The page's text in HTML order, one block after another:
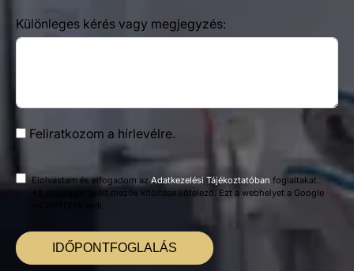
Különleges kérés vagy megjegyzés:
Feliratkozom a hírlevélre.
Elolvastam és elfogadom az Adatkezelési Tájékoztatóban foglaltakat.
*A csillaggal jelölt mezők kitöltése kötelező. Ezt a webhelyet a Google
reCAPTCHA védi.
IDŐPONTFOGLALÁS